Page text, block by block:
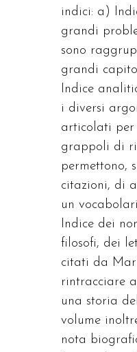
indici: a)
grandi
sono
grandi
Indice
i diversi
articolati per
grappoli di
permettono,
citazioni, di
un
Indice dei
filosofi, dei
citati da
rintracciare
una storia
volume
nota